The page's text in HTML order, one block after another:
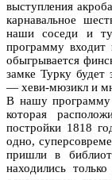
выступления
карнавальное
наши соседи и
программу входит
обыгрывается
замке Турку будет
— хеви-мюзикл и
В нашу программу
которая
постройки 1818
одно,
пришли в
находились